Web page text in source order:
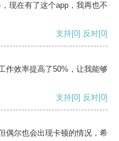
现在有了这个app，我再也不
支持[0] 反对[0]
作效率提高了50%，让我能够
支持[0] 反对[0]
偶尔也会出现卡顿的情况，希